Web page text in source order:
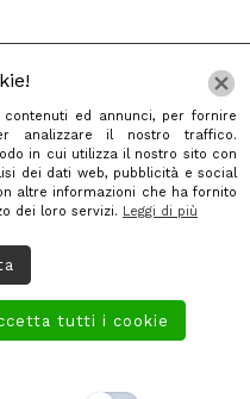
ed annunci, per fornire
analizzare il nostro traffico.
in cui utilizza il nostro sito con
dei dati web, pubblicità e social
altre informazioni che ha fornito
dei loro servizi. Leggi di più
tutti i cookie